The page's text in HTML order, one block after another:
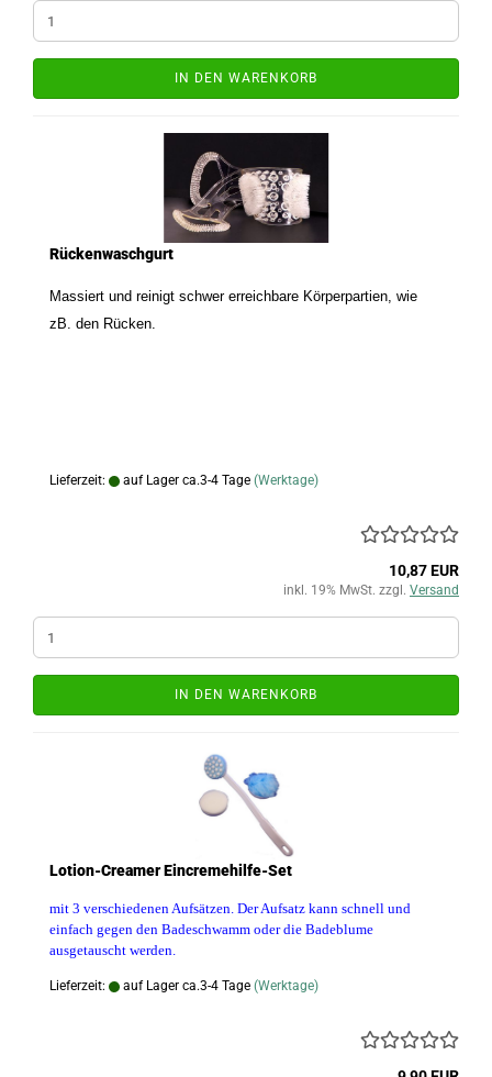
IN DEN WARENKORB
Rückenwaschgurt
Massiert und reinigt schwer erreichbare Körperpartien, wie
zB. den Rücken.
Lieferzeit: auf Lager ca.3-4 Tage (Werktage)
10,87 EUR
inkl. 19% MwSt. zzgl. Versand
IN DEN WARENKORB
Lotion-Creamer Eincremehilfe-Set
mit 3 verschiedenen Aufsätzen. Der Aufsatz kann schnell und
einfach gegen den Badeschwamm oder die Badeblume
ausgetauscht werden.
Lieferzeit: auf Lager ca.3-4 Tage (Werktage)